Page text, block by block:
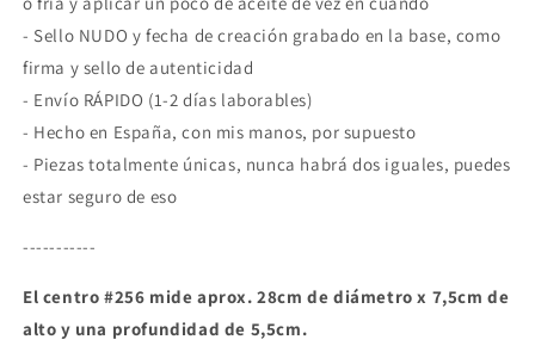
- Sello NUDO y fecha de creación grabado en la base, como
firma y sello de autenticidad
- Envío RÁPIDO (1-2 días laborables)
- Hecho en España, con mis manos, por supuesto
- Piezas totalmente únicas, nunca habrá dos iguales, puedes
estar seguro de eso
-----------
El centro #256 mide aprox. 28cm de diámetro x 7,5cm de
alto y una profundidad de 5,5cm.